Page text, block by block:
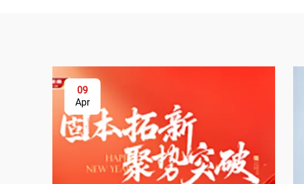
09
Apr